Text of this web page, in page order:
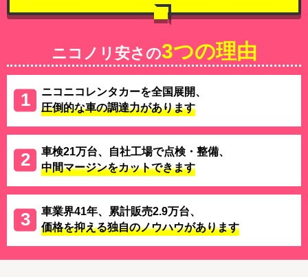
ニコノリ安さの3つの理由
ニコニコレンタカーを全国展開、
圧倒的な車の調達力があります
車検21万台、自社工場で点検・整備、
中間マージンをカットできます
車業界41年、累計販売2.9万台、
価格を抑える独自のノウハウがあります